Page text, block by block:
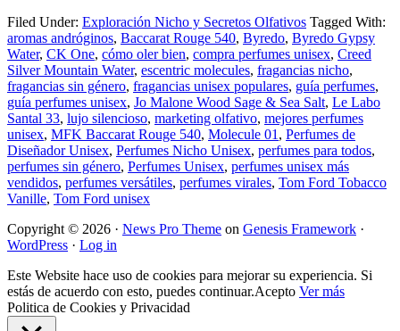
Filed Under: Exploración Nicho y Secretos Olfativos Tagged With:
aromas andróginos, Baccarat Rouge 540, Byredo, Byredo Gypsy
Water, CK One, cómo oler bien, compra perfumes unisex, Creed
Silver Mountain Water, escentric molecules, fragancias nicho,
fragancias sin género, fragancias unisex populares, guía perfumes,
guía perfumes unisex, Jo Malone Wood Sage & Sea Salt, Le Labo
Santal 33, lujo silencioso, marketing olfativo, mejores perfumes
unisex, MFK Baccarat Rouge 540, Molecule 01 , Perfumes de
Diseñador Unisex, Perfumes Nicho Unisex, perfumes para todos,
perfumes sin género, Perfumes Unisex, perfumes unisex más
vendidos, perfumes versátiles, perfumes virales, Tom Ford Tobacco
Vanille, Tom Ford unisex
Copyright © 2026 · News Pro Theme on Genesis Framework ·
WordPress · Log in
Este Website hace uso de cookies para mejorar su experiencia. Si
estás de acuerdo con esto, puedes continuar.Acepto Ver más
Politica de Cookies y Privacidad